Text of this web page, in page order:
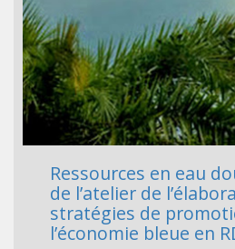
Ressources en eau
de l’atelier de
stratégies de
l’économie bleue en